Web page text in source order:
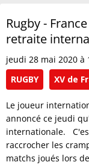
Rugby -
retraite
jeudi 28 mai 2020 à
RUGBY
XV de
Le joueur
annoncé ce jeudi
internationale.
raccrocher les
matchs joués lors